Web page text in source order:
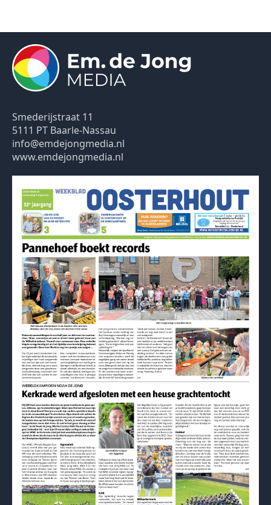
Smederijstraat 11
5111 PT Baarle-Nassau
info@emdejongmedia.nl
www.emdejongmedia.nl